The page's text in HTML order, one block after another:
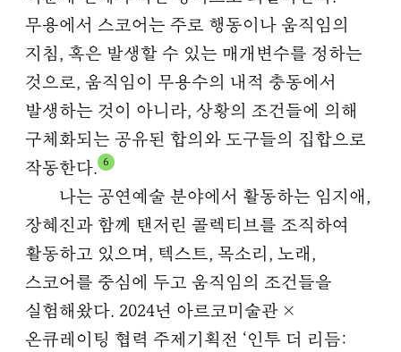
무용에서 스코어는 주로 행동이나 움직임의
지침, 혹은 발생할 수 있는 매개변수를 정하는
것으로, 움직임이 무용수의 내적 충동에서
발생하는 것이 아니라, 상황의 조건들에 의해
구체화되는 공유된 합의와 도구들의 집합으로
작동한다. 6
나는 공연예술 분야에서 활동하는 임지애,
장혜진과 함께 탠저린 콜렉티브를 조직하여
활동하고 있으며, 텍스트, 목소리, 노래,
스코어를 중심에 두고 움직임의 조건들을
실험해왔다. 2024년 아르코미술관 ×
온큐레이팅 협력 주제기획전 ‘인투 더 리듬: